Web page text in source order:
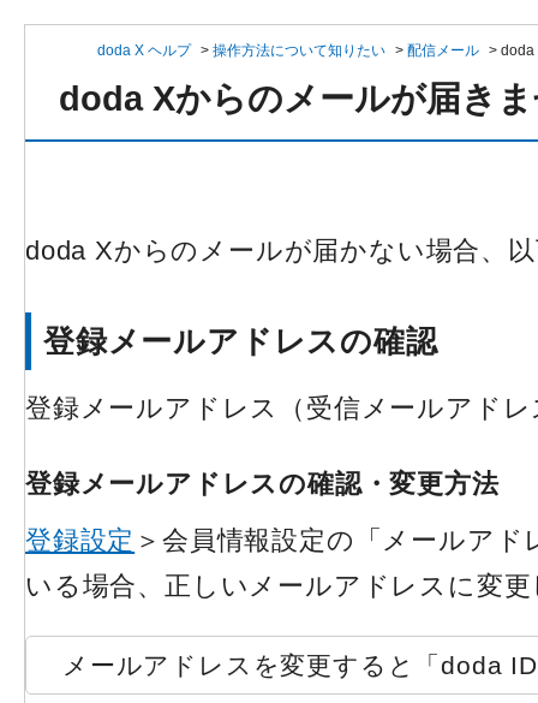
doda X ヘルプ > 操作方法について知りたい > 配信メール > doda
doda Xからのメールが届き
doda Xからのメールが届かない場合、
登録メールアドレスの確認
登録メールアドレス（受信メールアド
登録メールアドレスの確認・変更方法
登録設定 ＞会員情報設定の「メールア
いる場合、正しいメールアドレスに変
メールアドレスを変更すると「doda